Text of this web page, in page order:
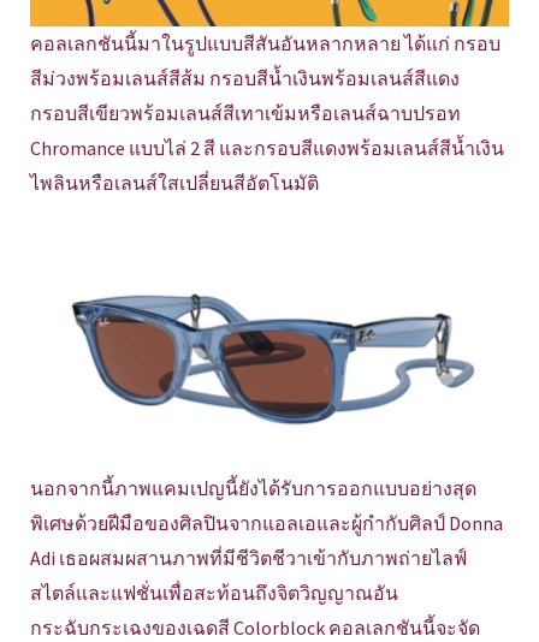
คอลเลกชันนี้มาในรูปแบบสีสันอันหลากหลาย ได้แก่ กรอบ
สีม่วงพร้อมเลนส์สีส้ม กรอบสีน้ำเงินพร้อมเลนส์สีแดง
กรอบสีเขียวพร้อมเลนส์สีเทาเข้มหรือเลนส์ฉาบปรอท
Chromance แบบไล่ 2 สี และกรอบสีแดงพร้อมเลนส์สีน้ำเงิน
ไพลินหรือเลนส์ใสเปลี่ยนสีอัตโนมัติ
นอกจากนี้ภาพแคมเปญนี้ยังได้รับการออกแบบอย่างสุด
พิเศษด้วยฝีมือของศิลปินจากแอลเอและผู้กำกับศิลป์ Donna
Adi เธอผสมผสานภาพที่มีชีวิตชีวาเข้ากับภาพถ่ายไลฟ์
สไตล์และแฟชั่นเพื่อสะท้อนถึงจิตวิญญาณอัน
กระฉับกระเฉงของเฉดสี Colorblock คอลเลกชันนี้จะจัด